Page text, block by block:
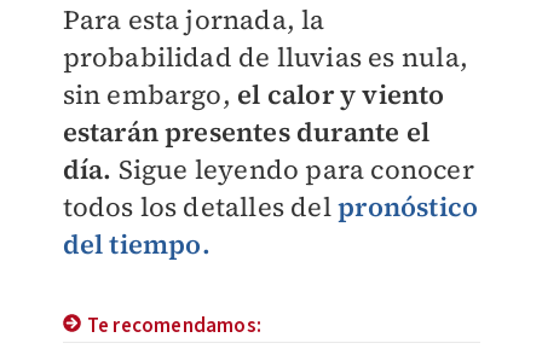
Para esta jornada, la
probabilidad de lluvias es nula,
sin embargo, el calor y viento
estarán presentes durante el
día. Sigue leyendo para conocer
todos los detalles delpronóstico
del tiempo.
Te recomendamos: